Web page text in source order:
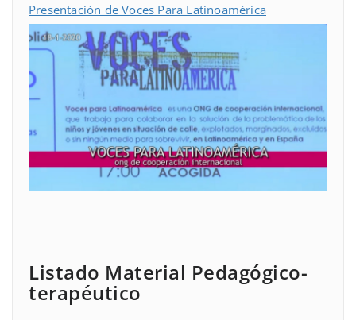
Presentación de Voces Para Latinoamérica
Listado Material Pedagógico-
terapéutico